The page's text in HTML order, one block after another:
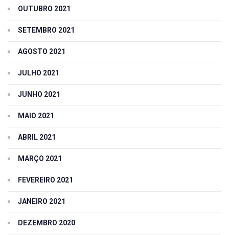
OUTUBRO 2021
SETEMBRO 2021
AGOSTO 2021
JULHO 2021
JUNHO 2021
MAIO 2021
ABRIL 2021
MARÇO 2021
FEVEREIRO 2021
JANEIRO 2021
DEZEMBRO 2020